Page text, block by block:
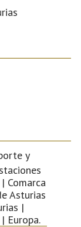
y
Comarca
Asturias
|
Europa.